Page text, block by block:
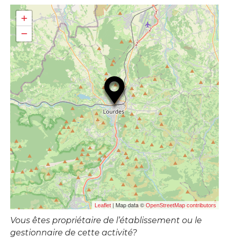
+
−
Leaflet | Map data © OpenStreetMap contributors
Vous êtes propriétaire de l’établissement ou le
gestionnaire de cette activité?